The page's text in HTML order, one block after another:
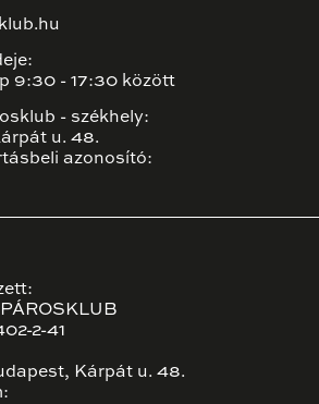
9:30 - 17:30 között
- székhely:
u. 48.
azonosító:
2-41
Kárpát u. 48.